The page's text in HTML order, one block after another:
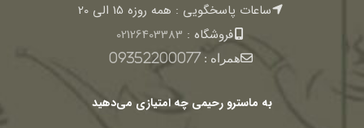
ساعات پاسخگویی : همه روزه 15 الی 20
فروشگاه : 02126403383
همراه :09352200077
به ماسترو رحیمی چه امتیازی می‌دهید